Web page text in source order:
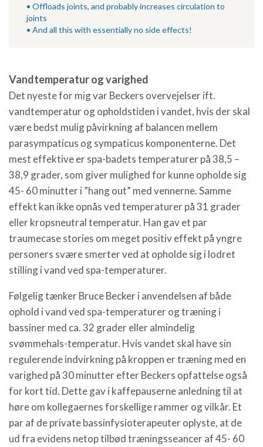
• Offloads joints, and probably increases circulation to
joints
• And all this with essentially no side effects!
Vandtemperatur og varighed
Det nyeste for mig var Beckers overvejelser ift.
vandtemperatur og opholdstiden i vandet, hvis der skal
være bedst mulig påvirkning af balancen mellem
parasympaticus og sympaticus komponenterne. Det
mest effektive er spa-badets temperaturer på 38,5 –
38,9 grader, som giver mulighed for kunne opholde sig
45- 60 minutter i ”hang out” med vennerne. Samme
effekt kan ikke opnås ved temperaturer på 31 grader
eller kropsneutral temperatur. Han gav et par
traumecase stories om meget positiv effekt på yngre
personers svære smerter ved at opholde sig i lodret
stilling i vand ved spa-temperaturer.
Følgelig tænker Bruce Becker i anvendelsen af både
ophold i vand ved spa-temperaturer og træning i
bassiner med ca. 32 grader eller almindelig
svømmehals-temperatur. Hvis vandet skal have sin
regulerende indvirkning på kroppen er træning med en
varighed på 30 minutter efter Beckers opfattelse også
for kort tid. Dette gav i kaffepauserne anledning til at
høre om kollegaernes forskellige rammer og vilkår. Et
par af de private bassinfysioterapeuter oplyste, at de
ud fra evidens netop tilbød træningsseancer af 45- 60